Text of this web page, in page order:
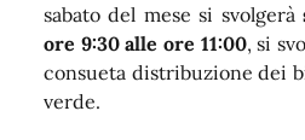
sabato del mese si svolgerà
ore 9:30 alle ore 11:00, si
consueta distribuzione dei
verde.